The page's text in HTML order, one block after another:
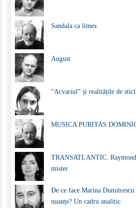
Sandala ca limes
August
“Acvariul” și realitățile de
MUSICA PURITAS
TRANSATLANTIC.
mister
De ce face Marina
nuanțe? Un cadru analitic